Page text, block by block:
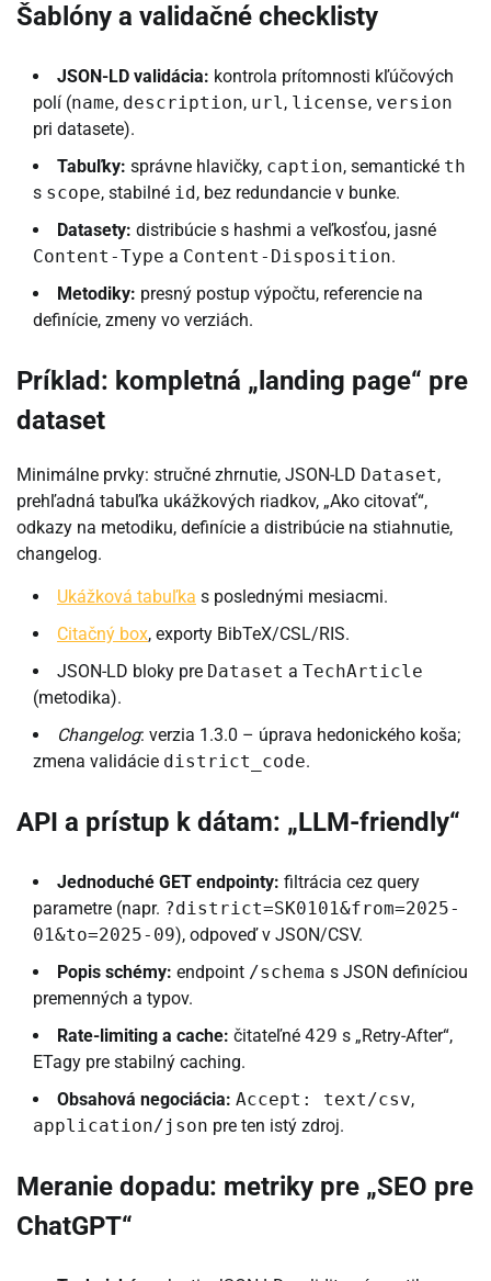
Šablóny a validačné checklisty
JSON-LD validácia: kontrola prítomnosti kľúčových
polí (name, description, url, license, version
pri datasete).
Tabuľky: správne hlavičky, caption, semantické th
s scope, stabilné id , bez redundancie v bunke.
Datasety: distribúcie s hashmi a veľkosťou, jasné
Content-Type a Content-Disposition.
Metodiky: presný postup výpočtu, referencie na
definície, zmeny vo verziách.
Príklad: kompletná „landing page“ pre
dataset
Minimálne prvky: stručné zhrnutie, JSON-LD Dataset,
prehľadná tabuľka ukážkových riadkov, „Ako citovať“,
odkazy na metodiku, definície a distribúcie na stiahnutie,
changelog.
Ukážková tabuľka s poslednými mesiacmi.
Citačný box, exporty BibTeX/CSL/RIS.
JSON-LD bloky pre Dataset a TechArticle
(metodika).
Changelog: verzia 1.3.0 – úprava hedonického koša;
zmena validácie district_code.
API a prístup k dátam: „LLM-friendly“
Jednoduché GET endpointy: filtrácia cez query
parametre (napr. ?district=SK0101&from=2025-
01&to=2025-09), odpoveď v JSON/CSV.
Popis schémy: endpoint /schema s JSON definíciou
premenných a typov.
Rate-limiting a cache: čitateľné 429 s „Retry-After“,
ETagy pre stabilný caching.
Obsahová negociácia: Accept: text/csv,
application/json pre ten istý zdroj.
Meranie dopadu: metriky pre „SEO pre
ChatGPT“